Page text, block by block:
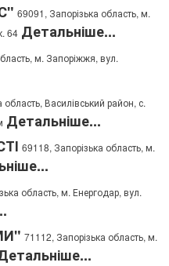
69091, Запорізька область, м.
64 Детальніше...
м. Запоріжжя, вул.
Василівський район, с.
Детальніше...
69118, Запорізька область, м.
область, м. Енергодар, вул.
71112, Запорізька область, м.